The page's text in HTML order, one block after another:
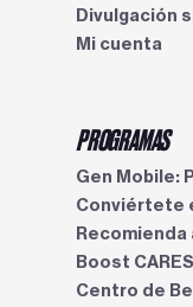
Divulgación
Mi cuenta
PROGRAMAS
Gen Mobile:
Conviértete
Recomienda
Boost CARES
Centro de